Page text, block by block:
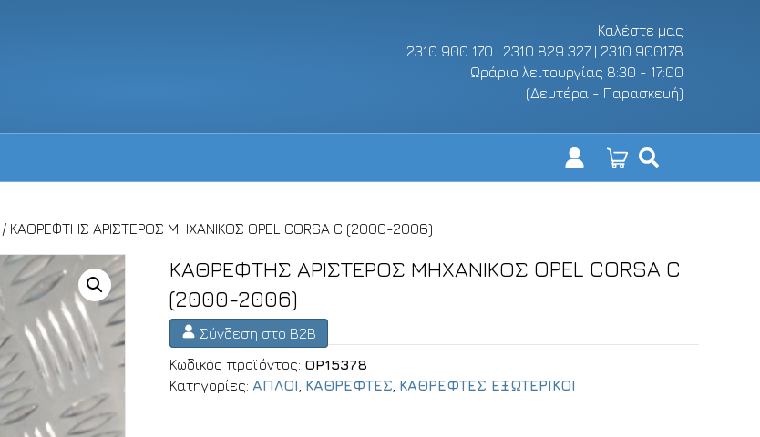
Καλέστε μας
2310 900 170 | 2310 829 327 | 2310 900178
Ωράριο λειτουργίας 8:30 - 17:00
(Δευτέρα - Παρασκευή)
/ ΚΑΘΡΕΦΤΗΣ ΑΡΙΣΤΕΡΟΣ ΜΗΧΑΝΙΚΟΣ OPEL CORSA C (2000-2006)
ΚΑΘΡΕΦΤΗΣ ΑΡΙΣΤΕΡΟΣ ΜΗΧΑΝΙΚΟΣ OPEL CORSA C
(2000-2006)
Σύνδεση στο B2B
Κωδικός προϊόντος: OP15378
Κατηγορίες: ΑΠΛΟΙ ΚΑΘΡΕΦΤΕΣ ΚΑΘΡΕΦΤΕΣ ΕΞΩΤΕΡΙΚΟΙ